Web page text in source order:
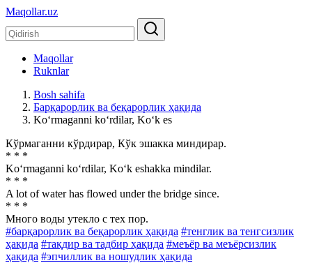
Maqollar.uz
Maqollar
Ruknlar
Bosh sahifa
Барқарорлик ва беқарорлик ҳақида
Ko‘rmaganni ko‘rdilar, Ko‘k es
Кўрмаганни кўрдирар, Кўк эшакка миндирар.
* * *
Ko‘rmaganni ko‘rdilar, Ko‘k eshakka mindilar.
* * *
A lot of water has flowed under the bridge since.
* * *
Много воды утекло с тех пор.
#барқарорлик ва беқарорлик ҳақида #тенглик ва тенгсизлик
ҳақида #тақдир ва тадбир ҳақида #меъёр ва меъёрсизлик
ҳақида #эпчиллик ва ношудлик ҳақида